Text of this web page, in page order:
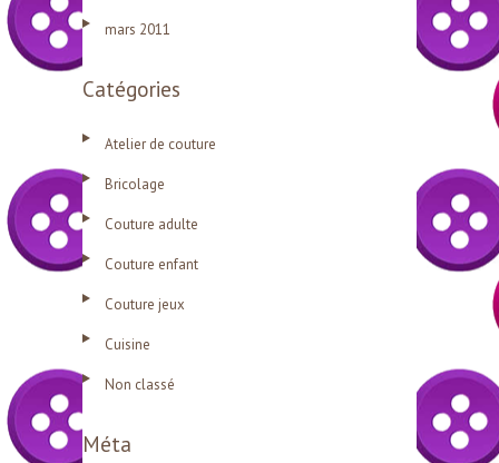
mars 2011
Catégories
Atelier de couture
Bricolage
Couture adulte
Couture enfant
Couture jeux
Cuisine
Non classé
Méta